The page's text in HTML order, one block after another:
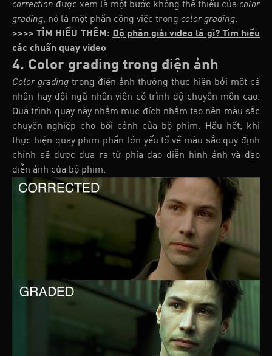
correction được xem là một bước không thể thiếu của color
grading, nó là một phần công việc trong color grading.
>>>> TÌM HIỂU THÊM: Độ phân giải video là gì? Tìm hiểu
các chuẩn quay video
4. Color grading trong điện ảnh
Color grading trong điện ảnh thường thực hiện bởi một cá
nhân hay đội ngũ nhân viên có trình độ chuyên môn cao.
Quá trình quay này nhằm mục đích nhằm tạo nên màu sắc
chuyên nghiệp cho bối cảnh của bộ phim. Hầu hết, khi
thực hiện quay phim phần lớn yếu tố về màu sắc quy định
chỉnh sẽ được đưa ra từ phía đạo diễn hình ảnh và đạo
diễn ảnh của bộ phim.